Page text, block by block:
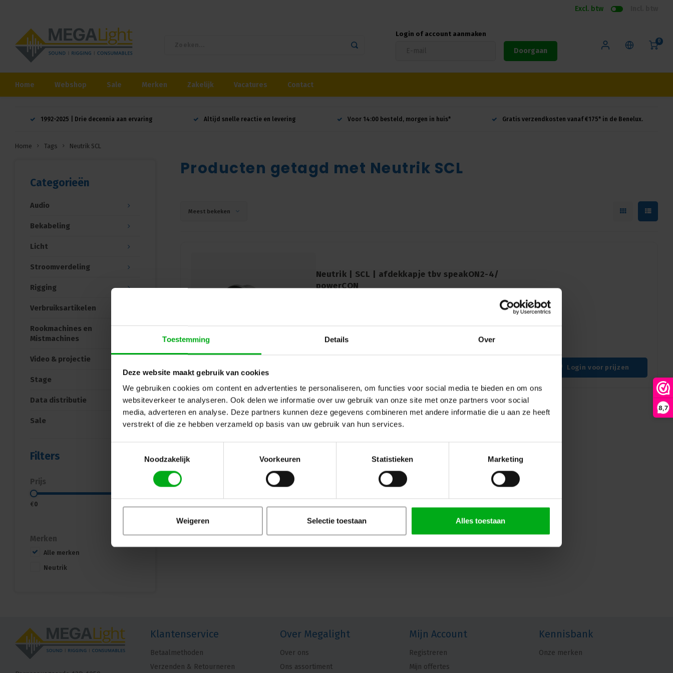
Toestemming Details Over
Deze website maakt gebruik van cookies
We gebruiken cookies om content en advertenties te personaliseren, om functies voor social media te bieden en om ons
websiteverkeer te analyseren. Ook delen we informatie over uw gebruik van onze site met onze partners voor social
media, adverteren en analyse. Deze partners kunnen deze gegevens combineren met andere informatie die u aan ze heeft
verstrekt of die ze hebben verzameld op basis van uw gebruik van hun services.
Noodzakelijk
Voorkeuren Statistieken Marketing
Weigeren Selectie toestaan Alles toestaan
8,7
Excl. btw
Login of account aanmaken
Doorgaan
0
Home Webshop Sale Merken Zakelijk Vacatures Contact
1992-2025 | Drie decennia aan ervaring Altijd snelle reactie en levering Voor 14:00 besteld, morgen in huis* Gratis verzendkosten vanaf €175* in de Benelux.
Home Tags Neutrik SCL
Categorieën
Audio
Bekabeling
Licht
Stroomverdeling
Rigging
Verbruiksartikelen
Rookmachines en
Mistmachines
Video & projectie
Stage
Data distributie
Sale
Filters
Prijs
€0
Merken
Alle merken
Neutrik
Producten getagd met Neutrik SCL
Meest bekeken
Neutrik | SCL | afdekkapje tbv speakON2-4/
powerCON
Neutrik SCL:Dit afdekkapje is speciaal ontworpen voor gebruik met
speakON2-4 en powerCON-connectoren. Het biedt effectieve
bescherming tegen stof en onbedoelde beschadigingen, waardoor
prestere
Login voor prijzen
Klantenservice
Betaalmethoden
Verzenden & Retourneren
Over Megalight
Over ons
Ons assortiment
Mijn Account
Registreren
Mijn offertes
Kennisbank
Onze merken